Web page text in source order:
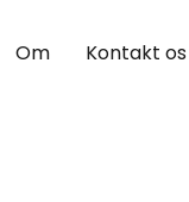
Om Kontakt os